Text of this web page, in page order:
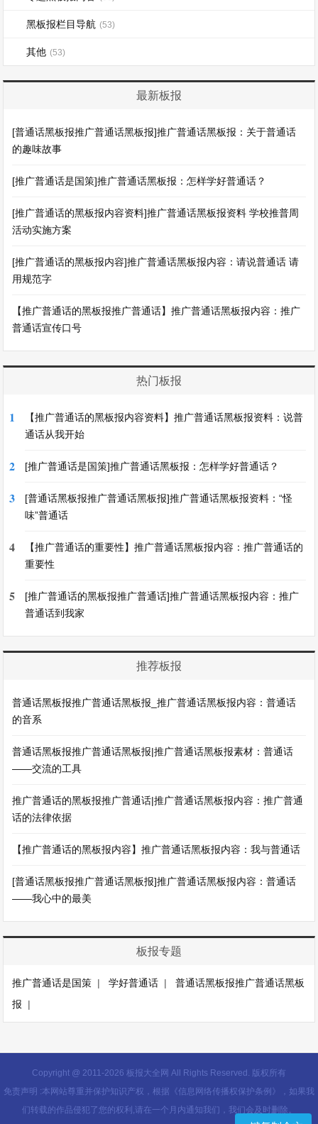
黑板报栏目导航 (53)
其他 (53)
最新板报
[普通话黑板报推广普通话黑板报]推广普通话黑板报：关于普通话
的趣味故事
[推广普通话是国策]推广普通话黑板报：怎样学好普通话？
[推广普通话的黑板报内容资料]推广普通话黑板报资料 学校推普周
活动实施方案
[推广普通话的黑板报内容]推广普通话黑板报内容：请说普通话 请
用规范字
【推广普通话的黑板报推广普通话】推广普通话黑板报内容：推广
普通话宣传口号
热门板报
1
【推广普通话的黑板报内容资料】推广普通话黑板报资料：说普
通话从我开始
2 [推广普通话是国策]推广普通话黑板报：怎样学好普通话？
3
[普通话黑板报推广普通话黑板报]推广普通话黑板报资料：“怪
味”普通话
4
【推广普通话的重要性】推广普通话黑板报内容：推广普通话的
重要性
5
[推广普通话的黑板报推广普通话]推广普通话黑板报内容：推广
普通话到我家
推荐板报
普通话黑板报推广普通话黑板报_推广普通话黑板报内容：普通话
的音系
普通话黑板报推广普通话黑板报|推广普通话黑板报素材：普通话
——交流的工具
推广普通话的黑板报推广普通话|推广普通话黑板报内容：推广普通
话的法律依据
【推广普通话的黑板报内容】推广普通话黑板报内容：我与普通话
[普通话黑板报推广普通话黑板报]推广普通话黑板报内容：普通话
——我心中的最美
板报专题
推广普通话是国策 |学好普通话 |普通话黑板报推广普通话黑板
报 |
Copyright @ 2011-2026 板报大全网 All Rights Reserved. 版权所有
免责声明 :本网站尊重并保护知识产权，根据《信息网络传播权保护条例》，如果我
们转载的作品侵犯了您的权利,请在一个月内通知我们，我们会及时删除。